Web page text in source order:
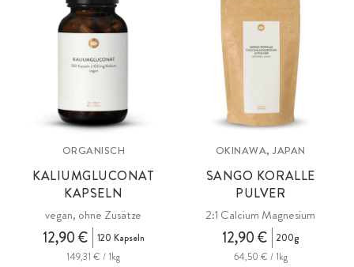
ORGANISCH
KALIUMGLUCONAT
KAPSELN
vegan, ohne Zusätze
12,90 €
120 Kapseln
149,31 € / 1kg
OKINAWA, JAPAN
SANGO KORALLE
PULVER
2:1 Calcium Magnesium
12,90 €
200g
64,50 € / 1kg